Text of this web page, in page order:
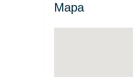
Mapa